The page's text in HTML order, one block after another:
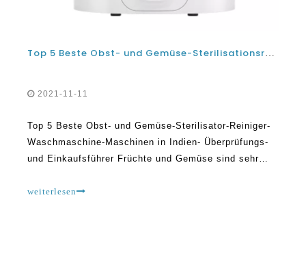
Top 5 Beste Obst- und Gemüse-Sterilisationsreiniger Reiniger-Waschmaschinen in Indien- Einkaufsführer
2021-11-11
Top 5 Beste Obst- und Gemüse-Sterilisator-Reiniger-
Waschmaschine-Maschinen in Indien- Überprüfungs-
und Einkaufsführer Früchte und Gemüse sind sehr
Rohstoffe, die Mineralien, Vitamine und Nahrung
weiterlesen